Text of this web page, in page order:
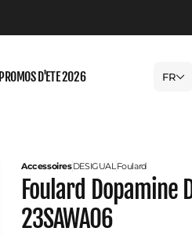
PROMOS D'ETE 2026 FR
AccessoiresDESIGUALFoulard
Foulard Dopamine
23SAWA06